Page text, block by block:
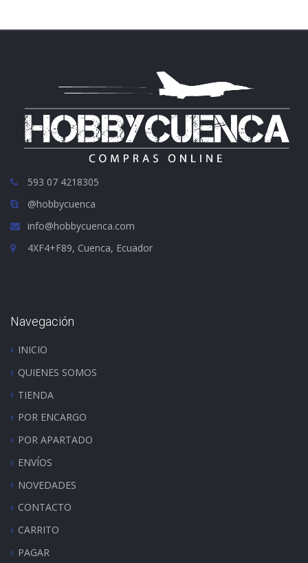
593 07 4218305
@hobbycuenca
info@hobbycuenca.com
4XF4+F89, Cuenca, Ecuador
Navegación
INICIO
QUIENES SOMOS
TIENDA
POR ENCARGO
POR APARTADO
ENVÍOS
NOVEDADES
CONTACTO
CARRITO
PAGAR